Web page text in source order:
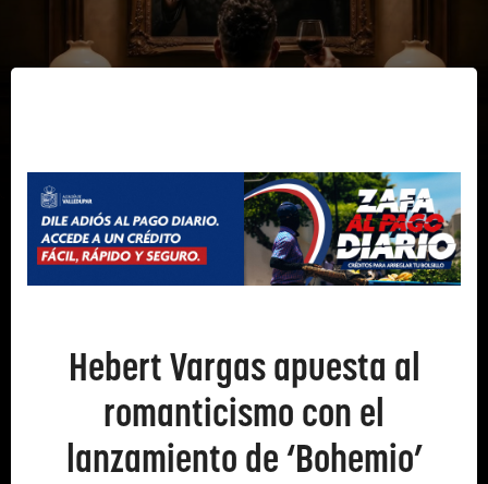
Hebert Vargas apuesta al
romanticismo con el
lanzamiento de ‘Bohemio’